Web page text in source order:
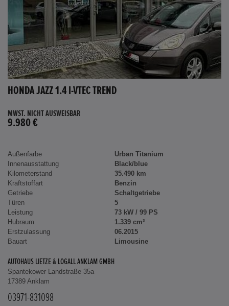
HONDA JAZZ 1.4 I-VTEC TREND
MWST. NICHT AUSWEISBAR
9.980 €
Außenfarbe
Urban Titanium
Innenausstattung
Black/blue
Kilometerstand
35.490 km
Kraftstoffart
Benzin
Getriebe
Schaltgetriebe
Türen
5
Leistung
73 kW / 99 PS
Hubraum
1.339 cm³
Erstzulassung
06.2015
Bauart
Limousine
AUTOHAUS LIETZE & LOGALL ANKLAM GMBH
Spantekower Landstraße 35a
17389 Anklam
03971-831098